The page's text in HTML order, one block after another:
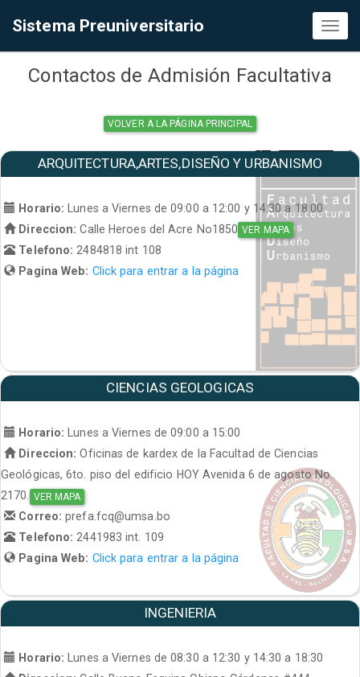
Sistema Preuniversitario
Contactos de Admisión Facultativa
VOLVER A LA PÁGINA PRINCIPAL
ARQUITECTURA,ARTES,DISEÑO Y URBANISMO
Horario:
Lunes a Viernes de 09:00 a 12:00 y 14:30 a 18:00
Direccion: Calle Heroes del Acre No1850 VER MAPA
Telefono: 2484818 int 108
Pagina Web: Click para entrar a la página
CIENCIAS GEOLOGICAS
Horario: Lunes a Viernes de 09:00 a 15:00
Direccion: Oficinas de kardex de la Facultad de Ciencias
Geológicas, 6to. piso del edificio HOY Avenida 6 de agosto No.
2170. VER MAPA
Correo:prefa.fcq@umsa.bo
Telefono:2441983 int. 109
Pagina Web: Click para entrar a la página
INGENIERIA
Horario:
Lunes a Viernes de 08:30 a 12:30 y 14:30 a 18:30